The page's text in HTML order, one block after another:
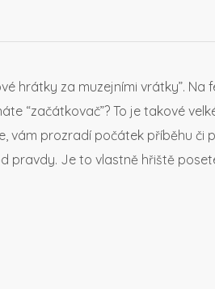
hrátky za muzejními vrátky”.
“začátkovač”? To je takové
vám prozradí počátek příběhu či
pravdy. Je to vlastně hřiště